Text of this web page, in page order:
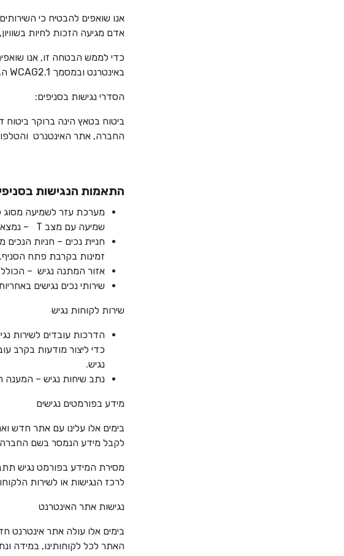
אנו שואפים להבטיח כי
אדם מגיעה הזכות לחיות
כדי לממש הבטחה זו, אנו
באינטרנט ובמסמך WCAG2.1 הבינלאומי.
הסדרי נגישות בסניפים:
ביטוח בטאץ הינה ברוקר ביטוח
החברה, אתר האינטנרט
התאמות הנגישות
מערכת עזר לשמיעה מסוג
שמיעה עם מצב T – נמצאת בעמדת שירות אחת מכל סוג שירות.
חניית נכים – חניות
זמינות בקרבת פתח הסניף.
אזור המתנה נגיש – הכולל
שירותי נכים נגישים
שירות לקוחות נגיש
הדרכות עובדים לשירות
כדי ליצור מודעות בקרב
נגיש.
נתב שיחות נגיש – המענה
מידע בפורמטים נגישים
בימים אלו עלינו עם אתר חדש
לקבל מידע הנמסר בשם
מסירת המידע בפורמט נגיש
לרכז הנגישות או לשירות
נגישות אתר האינטרנט
בימים אלו עולה אתר אינטרנט
האתר לכל לקוחותינו, במידה